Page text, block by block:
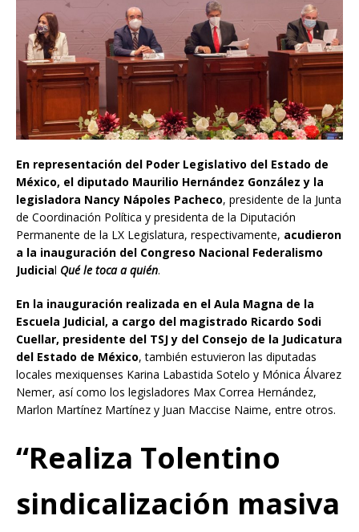
En representación del Poder Legislativo del Estado de
México, el diputado Maurilio Hernández González y la
legisladora Nancy Nápoles Pacheco, presidente de la Junta
de Coordinación Política y presidenta de la Diputación
Permanente de la LX Legislatura, respectivamente, acudieron
a la inauguración del Congreso Nacional Federalismo
Judicial Qué le toca a quién.
En la inauguración realizada en el Aula Magna de la
Escuela Judicial, a cargo del magistrado Ricardo Sodi
Cuellar, presidente del TSJ y del Consejo de la Judicatura
del Estado de México, también estuvieron las diputadas
locales mexiquenses Karina Labastida Sotelo y Mónica Álvarez
Nemer, así como los legisladores Max Correa Hernández,
Marlon Martínez Martínez y Juan Maccise Naime, entre otros.
“Realiza Tolentino
sindicalización masiva